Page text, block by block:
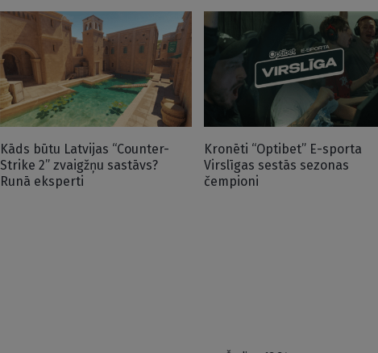
Kāds būtu Latvijas “Counter-
Strike 2” zvaigžņu sastāvs?
Runā eksperti
Kronēti “Optibet” E-sporta
Virslīgas sestās sezonas
čempioni